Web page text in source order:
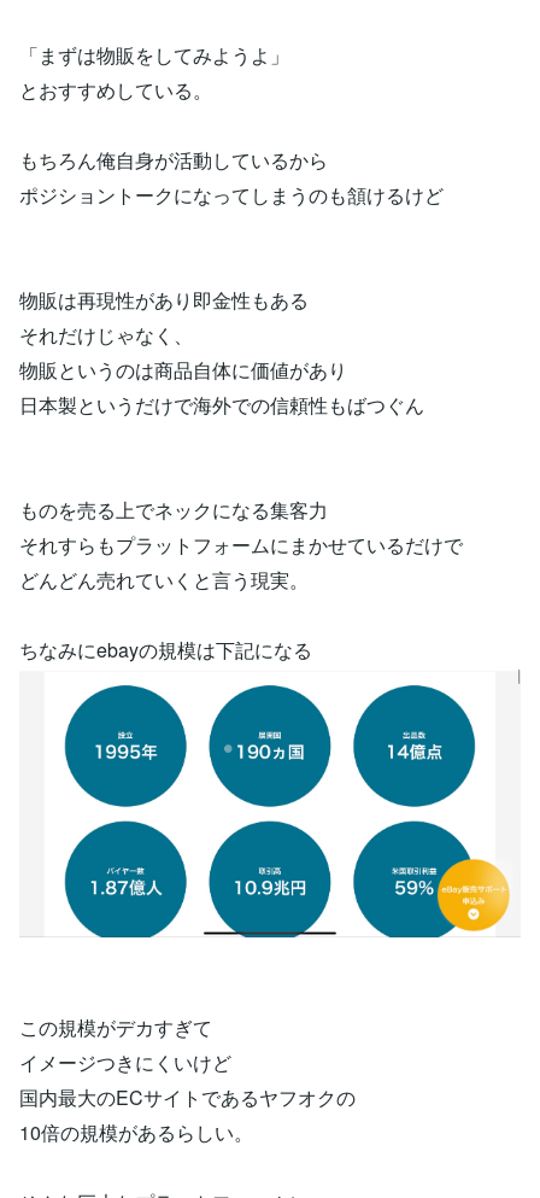
「まずは物販をしてみようよ」
とおすすめしている。
もちろん俺自身が活動しているから
ポジショントークになってしまうのも頷けるけど
物販は再現性があり即金性もある
それだけじゃなく、
物販というのは商品自体に価値があり
日本製というだけで海外での信頼性もばつぐん
ものを売る上でネックになる集客力
それすらもプラットフォームにまかせているだけで
どんどん売れていくと言う現実。
ちなみにebayの規模は下記になる
この規模がデカすぎて
イメージつきにくいけど
国内最大のECサイトであるヤフオクの
10倍の規模があるらしい。